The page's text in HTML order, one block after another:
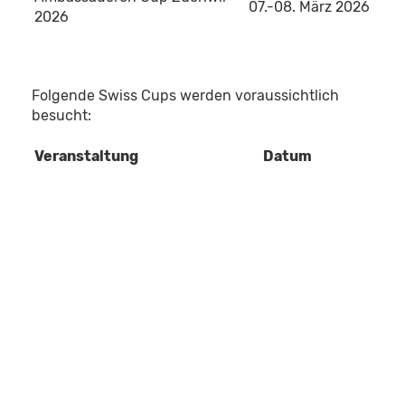
2026
07.-08. März 2026
Folgende Swiss Cups werden voraussichtlich
besucht:
Veranstaltung Datum